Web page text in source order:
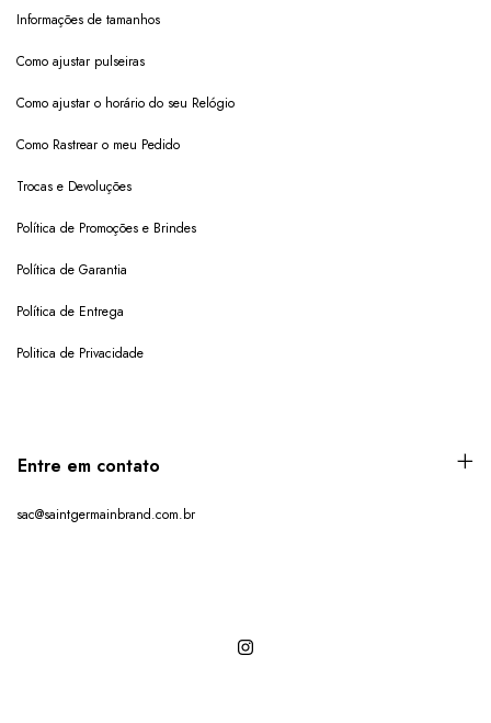
Informações de tamanhos
Como ajustar pulseiras
Como ajustar o horário do seu Relógio
Como Rastrear o meu Pedido
Trocas e Devoluções
Política de Promoções e Brindes
Política de Garantia
Política de Entrega
Politica de Privacidade
Entre em contato
sac@saintgermainbrand.com.br